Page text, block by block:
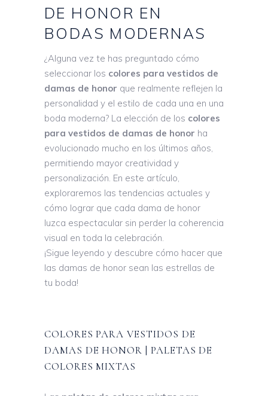
DE HONOR EN
BODAS MODERNAS
¿Alguna vez te has preguntado cómo
seleccionar los colores para vestidos de
damas de honor que realmente reflejen la
personalidad y el estilo de cada una en una
boda moderna? La elección de los colores
para vestidos de damas de honor ha
evolucionado mucho en los últimos años,
permitiendo mayor creatividad y
personalización. En este artículo,
exploraremos las tendencias actuales y
cómo lograr que cada dama de honor
luzca espectacular sin perder la coherencia
visual en toda la celebración.
¡Sigue leyendo y descubre cómo hacer que
las damas de honor sean las estrellas de
tu boda!
COLORES PARA VESTIDOS DE
DAMAS DE HONOR | PALETAS DE
COLORES MIXTAS